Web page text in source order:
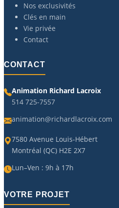
Nos exclusivités
Clés en main
Vie privée
Contact
CONTACT
Animation Richard Lacroix
514 725-7557
animation@richardlacroix.com
7580 Avenue Louis-Hébert
Montréal (QC) H2E 2X7
Lun–Ven : 9h à 17h
VOTRE PROJET